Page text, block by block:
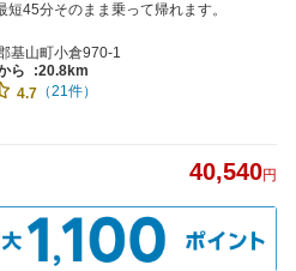
45分そのまま乗って帰れます。
基山町小倉970-1
ら
:20.8km
4.7 （21件）
40,540円